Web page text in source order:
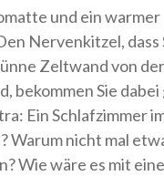
und ein warmer
Nervenkitzel, dass
Zeltwand von
bekommen Sie dabei
Ein Schlafzimmer
Warum nicht mal
Wie wäre es mit